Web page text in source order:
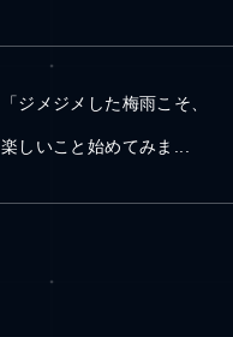
「ジメジメした梅雨こそ、
楽しいこと始めてみま...